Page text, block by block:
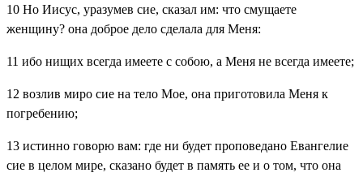
10 Но Иисус, уразумев сие, сказал им: что смущаете
женщину? она доброе дело сделала для Меня:
11 ибо нищих всегда имеете с собою, а Меня не всегда имеете;
12 возлив миро сие на тело Мое, она приготовила Меня к
погребению;
13 истинно говорю вам: где ни будет проповедано Евангелие
сие в целом мире, сказано будет в память ее и о том, что она